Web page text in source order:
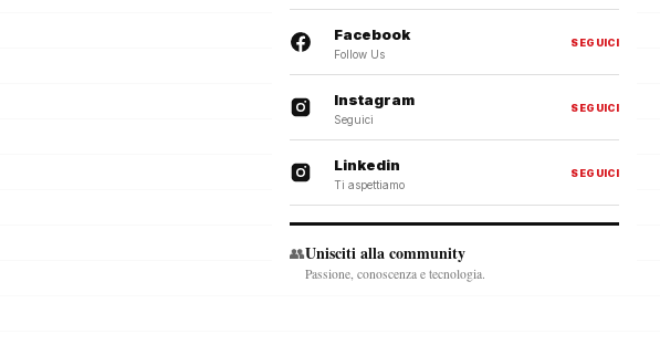
Facebook
Follow Us
SEGUICI
Instagram
Seguici
SEGUICI
Linkedin
Ti aspettiamo
SEGUICI
👥Unisciti alla community
Passione, conoscenza e tecnologia.